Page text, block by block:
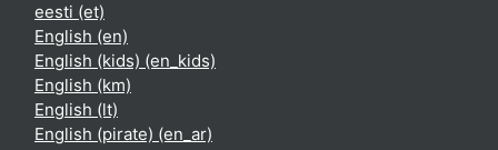
eesti ‎(et)‎
English ‎(en)‎
English (kids) ‎(en_kids)‎
English ‎(km)‎
English ‎(lt)‎
English (pirate) ‎(en_ar)‎